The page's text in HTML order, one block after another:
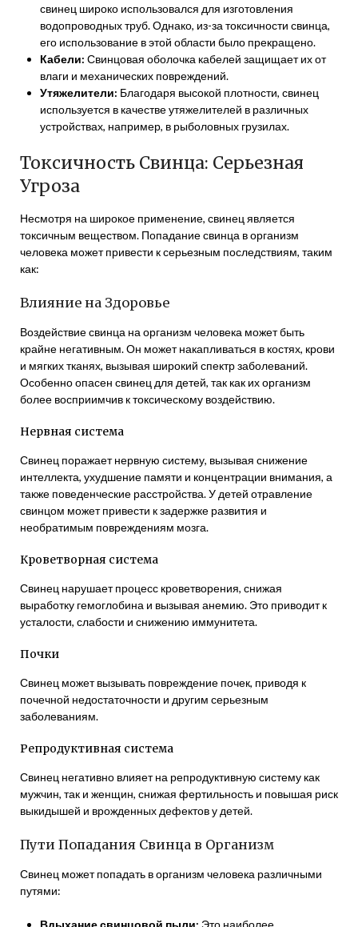
свинец широко использовался для изготовления
водопроводных труб. Однако, из-за токсичности свинца,
его использование в этой области было прекращено.
Кабели: Свинцовая оболочка кабелей защищает их от
влаги и механических повреждений.
Утяжелители: Благодаря высокой плотности, свинец
используется в качестве утяжелителей в различных
устройствах, например, в рыболовных грузилах.
Токсичность Свинца: Серьезная
Угроза
Несмотря на широкое применение, свинец является
токсичным веществом. Попадание свинца в организм
человека может привести к серьезным последствиям, таким
как:
Влияние на Здоровье
Воздействие свинца на организм человека может быть
крайне негативным. Он может накапливаться в костях, крови
и мягких тканях, вызывая широкий спектр заболеваний.
Особенно опасен свинец для детей, так как их организм
более восприимчив к токсическому воздействию.
Нервная система
Свинец поражает нервную систему, вызывая снижение
интеллекта, ухудшение памяти и концентрации внимания, а
также поведенческие расстройства. У детей отравление
свинцом может привести к задержке развития и
необратимым повреждениям мозга.
Кроветворная система
Свинец нарушает процесс кроветворения, снижая
выработку гемоглобина и вызывая анемию. Это приводит к
усталости, слабости и снижению иммунитета.
Почки
Свинец может вызывать повреждение почек, приводя к
почечной недостаточности и другим серьезным
заболеваниям.
Репродуктивная система
Свинец негативно влияет на репродуктивную систему как
мужчин, так и женщин, снижая фертильность и повышая риск
выкидышей и врожденных дефектов у детей.
Пути Попадания Свинца в Организм
Свинец может попадать в организм человека различными
путями:
Вдыхание свинцовой пыли: Это наиболее